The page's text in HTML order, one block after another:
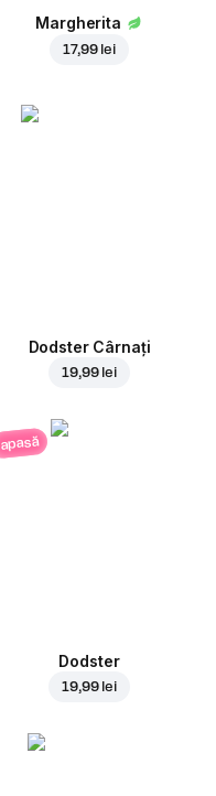
Margherita
17,99 lei
Dodster Cârnați
19,99 lei
apasă
Dodster
19,99 lei